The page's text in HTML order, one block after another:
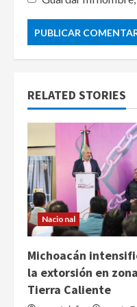
RELATED STORIES
Nacional
Michoacán
la extorsión en
Tierra Caliente